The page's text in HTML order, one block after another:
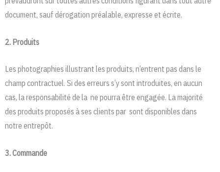
document, sauf dérogation préalable, expresse et écrite.
2. Produits
Les photographies illustrant les produits, n’entrent pas dans le
champ contractuel. Si des erreurs s’y sont introduites, en aucun
cas, la responsabilité de la ne pourra être engagée. La majorité
des produits proposés à ses clients par sont disponibles dans
notre entrepôt.
3. Commande